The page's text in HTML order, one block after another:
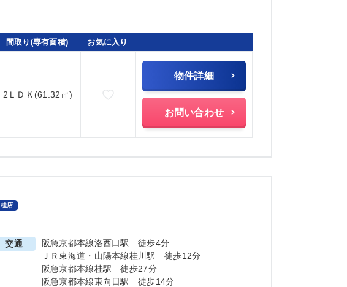
間取り(専有面積) お気に入り
2ＬＤＫ(61.32㎡) お気に入りに追加
物件詳細
お問い合わせ
桂店
交通
阪急京都本線洛西口駅 徒歩4分
ＪＲ東海道・山陽本線桂川駅 徒歩12分
阪急京都本線桂駅 徒歩27分
阪急京都本線東向日駅 徒歩14分